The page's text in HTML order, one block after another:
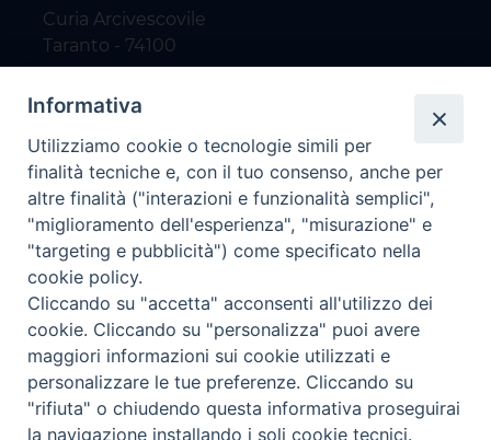
Curia Arcivescovile
Taranto - 74100
Contatti
email: redazione@nuovodialogo.com
marketing@nuovodialogo.com
tel: 0994525780
tel 2:
Newsletter
Iscriviti alla nostra newsletter
Informativa
Utilizziamo cookie o tecnologie simili per
finalità tecniche e, con il tuo consenso, anche per
altre finalità ("interazioni e funzionalità semplici",
"miglioramento dell'esperienza", "misurazione" e
"targeting e pubblicità") come specificato nella
cookie policy.
Cliccando su "accetta" acconsenti all'utilizzo dei
cookie. Cliccando su "personalizza" puoi avere
maggiori informazioni sui cookie utilizzati e
personalizzare le tue preferenze. Cliccando su
"rifiuta" o chiudendo questa informativa proseguirai
la navigazione installando i soli cookie tecnici.